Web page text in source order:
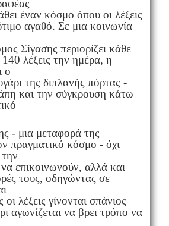
έναν κόσμο όπου οι λέξεις
αγαθό. Σε μια κοινωνία
Σίγασης περιορίζει κάθε
λέξεις την ημέρα, η
ο
της διπλανής πόρτας -
και την σύγκρουση κάτω
- μια μεταφορά της
πραγματικό κόσμο - όχι
την
επικοινωνούν, αλλά και
τους, οδηγώντας σε
λέξεις γίνονται σπάνιος
αγωνίζεται να βρει τρόπο να